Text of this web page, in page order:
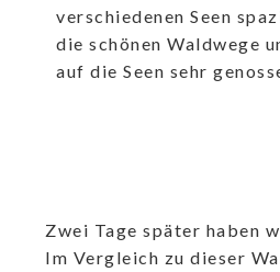
verschiedenen Seen
die schönen Waldwege
auf die Seen sehr
Zwei Tage später haben
Im Vergleich zu dieser